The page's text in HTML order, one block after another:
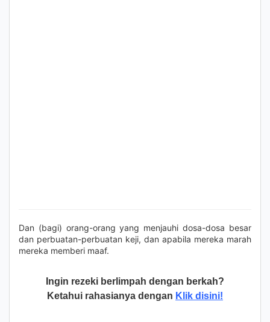
Dan (bagi) orang-orang yang menjauhi dosa-dosa besar
dan perbuatan-perbuatan keji, dan apabila mereka marah
mereka memberi maaf.
Ingin rezeki berlimpah dengan berkah?
Ketahui rahasianya dengan Klik disini!